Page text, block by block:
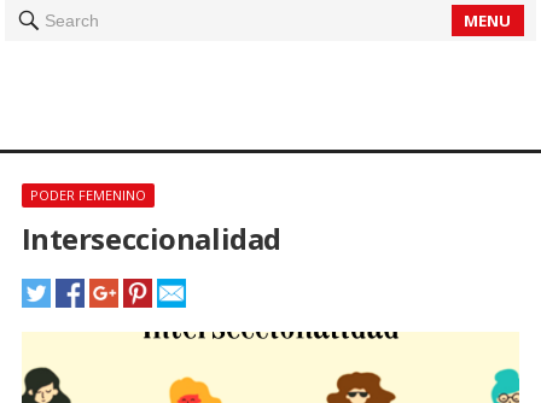
Search MENU
PODER FEMENINO
Interseccionalidad